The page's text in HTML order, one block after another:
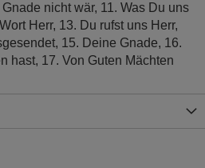
nicht wär, 11. Was Du uns
Herr, 13. Du rufst uns Herr,
15. Deine Gnade, 16.
hast, 17. Von Guten Mächten